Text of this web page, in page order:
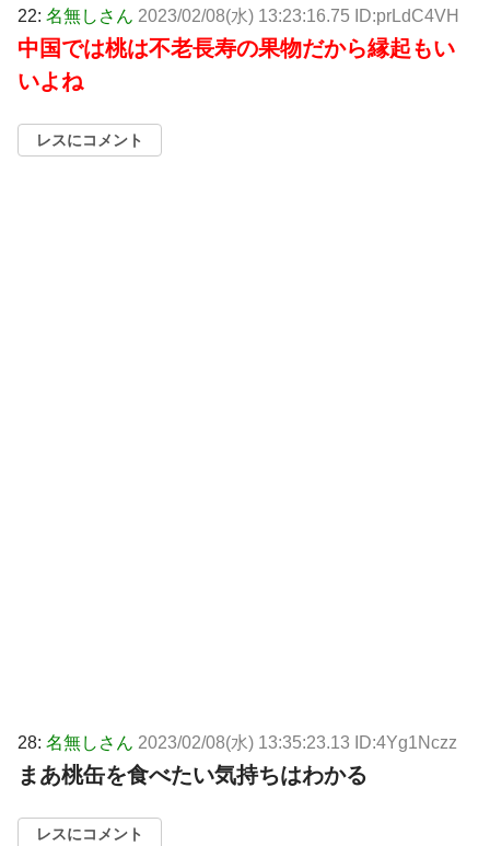
22: 名無しさん 2023/02/08(水) 13:23:16.75 ID:prLdC4VH
中国では桃は不老長寿の果物だから縁起もい
いよね
レスにコメント
28: 名無しさん 2023/02/08(水) 13:35:23.13 ID:4Yg1Nczz
まあ桃缶を食べたい気持ちはわかる
レスにコメント